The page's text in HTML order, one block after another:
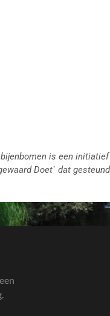
is een initiatief
Doet` dat gesteund